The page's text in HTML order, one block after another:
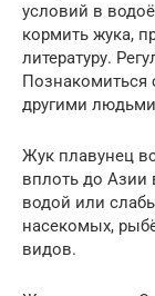
условий в
кормить жука,
литературу.
Познакомиться
другими
Жук плавунец
вплоть до Азии
водой или
насекомых,
видов.